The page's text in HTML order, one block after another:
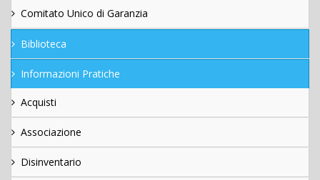
Comitato Unico di Garanzia
Biblioteca
Informazioni Pratiche
Acquisti
Associazione
Disinventario